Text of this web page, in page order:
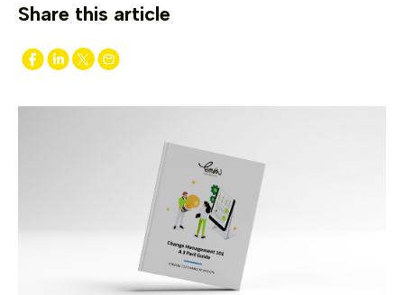
Share this article